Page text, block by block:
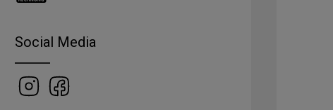
Social Media